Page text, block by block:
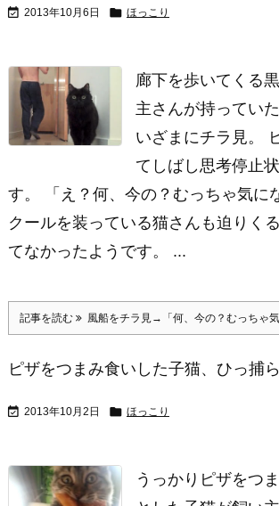
 2013年10月6日  ほっこり
廊下を歩いてくる
主さんが持ってい
いざまにチラ見。
てしばし思考停止
す。 「え？何、今の？むっちゃ気に
クールを装っている猫さんも迫りく
てなかったようです。 ...
記事を読む 風船をチラ見→「何、今の？むっちゃ
ピザをつまみ食いした子猫、ひっ捕
 2013年10月2日  ほっこり
うっかりピザをつ